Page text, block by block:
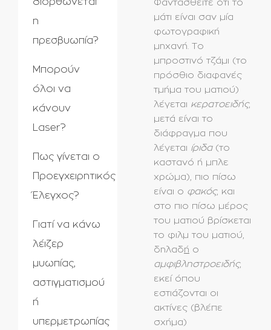
Φαντασθείτε ότι το
μάτι είναι σαν μία
φωτογραφική
μηχανή. Το
μπροστινό τζάμι (το
πρόσθιο διαφανές
τμήμα του ματιού)
λέγεται κερατοειδής,
μετά είναι το
διάφραγμα που
λέγεται ίριδα(το
καστανό ή μπλε
χρώμα), πιο πίσω
είναι ο φακός, και
στο πιο πίσω μέρος
του ματιού βρίσκεται
το φιλμ του ματιού,
δηλαδή ο
αμφιβληστροειδής,
εκεί όπου
εστιάζονται οι
ακτίνες (βλέπε
σχήμα)
η
πρεσβυωπία?
Μπορούν
όλοι να
κάνουν
Laser?
Πως γίνεται ο
Προεγχειρητικός
Έλεγχος?
Γιατί να κάνω
λέιζερ
μυωπίας,
αστιγματισμού
ή
υπερμετρωπίας